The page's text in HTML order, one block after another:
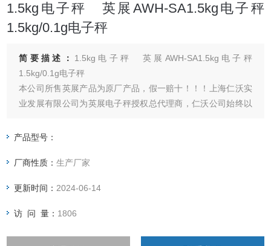
1.5kg电子秤 英展AWH-SA1.5kg电子秤
1.5kg/0.1g电子秤
简要描述： 1.5kg电子秤 英展AWH-SA1.5kg电子秤
1.5kg/0.1g电子秤
本公司所售英展产品为原厂产品，假一赔十！！！上海仁沃实
业发展有限公司为英展电子秤授权总代理商，仁沃公司始终以
平，电子台秤，防爆电子秤，叉车称，称重仪表及各类衡器配
产品型号：
厂商性质：生产厂家
更新时间： 2024-06-14
访 问 量： 1806